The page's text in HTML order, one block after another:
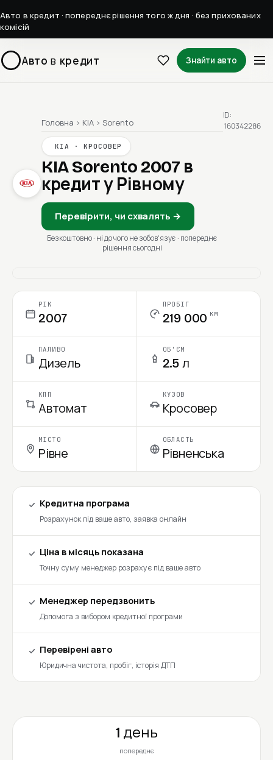
Авто в кредит · попереднє рішення того ж дня · без прихованих
комісій
Авто в кредит Знайти авто
Головна › KIA › Sorento
KIA · КРОСОВЕР
KIA Sorento 2007 в
кредит у Рівному
Перевірити, чи схвалять →
Безкоштовно · ні до чого не зобовʼязує · попереднє
рішення сьогодні
ID:
160342286
РІК
2007
ПРОБІГ
219 000 км
ПАЛИВО
Дизель
ОБ'ЄМ
2.5 л
КПП
Автомат
КУЗОВ
Кросовер
МІСТО
Рівне
ОБЛАСТЬ
Рівненська
Кредитна програма
Розрахунок під ваше авто, заявка онлайн
Ціна в місяць показана
Точну суму менеджер розрахує під ваше авто
Менеджер передзвонить
Допомога з вибором кредитної програми
Перевірені авто
Юридична чистота, пробіг, історія ДТП
1 день
попереднє